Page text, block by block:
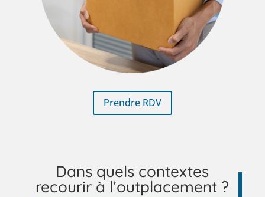
Prendre RDV
Dans quels contextes
recourir à l’outplacement ?